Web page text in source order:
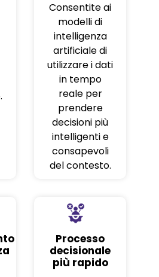
Consentite ai
modelli di
intelligenza
artificiale di
utilizzare i dati
in tempo
reale per
prendere
decisioni più
intelligenti e
consapevoli
del contesto.
Processo
decisionale
più rapido